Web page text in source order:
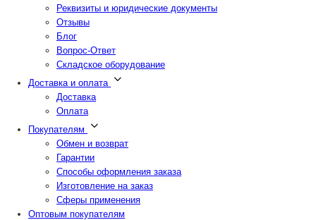
Реквизиты и юридические документы
Отзывы
Блог
Вопрос-Ответ
Складское оборудование
Доставка и оплата
Доставка
Оплата
Покупателям
Обмен и возврат
Гарантии
Способы оформления заказа
Изготовление на заказ
Сферы применения
Оптовым покупателям